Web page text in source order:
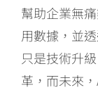
幫助企業無
用數據，並
只是技術升
革，而未來